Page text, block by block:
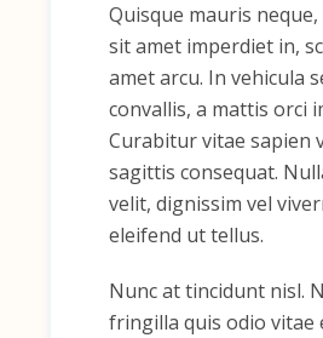
Quisque mauris
sit amet imperdiet in,
amet arcu. In vehicula
convallis, a mattis orci
Curabitur vitae sapien
sagittis consequat.
velit, dignissim vel
eleifend ut tellus.
Nunc at tincidunt nisl.
fringilla quis odio vitae